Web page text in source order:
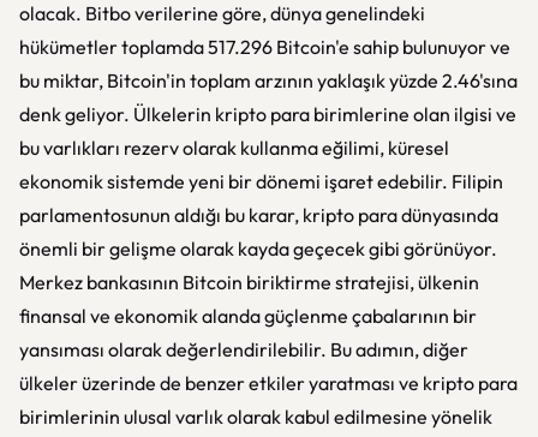
olacak. Bitbo verilerine göre, dünya genelindeki
hükümetler toplamda 517.296 Bitcoin'e sahip bulunuyor ve
bu miktar, Bitcoin'in toplam arzının yaklaşık yüzde 2.46'sına
denk geliyor. Ülkelerin kripto para birimlerine olan ilgisi ve
bu varlıkları rezerv olarak kullanma eğilimi, küresel
ekonomik sistemde yeni bir dönemi işaret edebilir. Filipin
parlamentosunun aldığı bu karar, kripto para dünyasında
önemli bir gelişme olarak kayda geçecek gibi görünüyor.
Merkez bankasının Bitcoin biriktirme stratejisi, ülkenin
finansal ve ekonomik alanda güçlenme çabalarının bir
yansıması olarak değerlendirilebilir. Bu adımın, diğer
ülkeler üzerinde de benzer etkiler yaratması ve kripto para
birimlerinin ulusal varlık olarak kabul edilmesine yönelik